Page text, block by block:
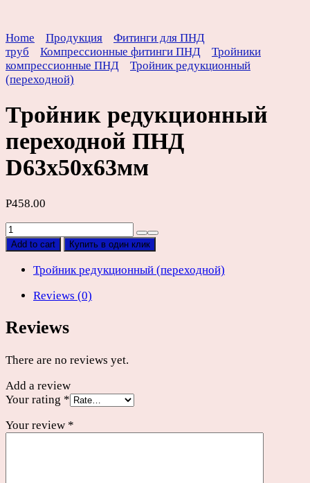
Home Продукция
Фитинги для ПНД
труб
Компрессионные фитинги ПНД
Тройники
компрессионные ПНД
Тройник редукционный
(переходной)
Тройник редукционный
переходной ПНД
D63х50х63мм
Р458.00
Тройник
редукционный
ПНД
quantity
Add to cart Купить в один клик
Тройник редукционный (переходной)
Reviews (0)
Reviews
There are no reviews yet.
Add a review
Your rating *
Your review *